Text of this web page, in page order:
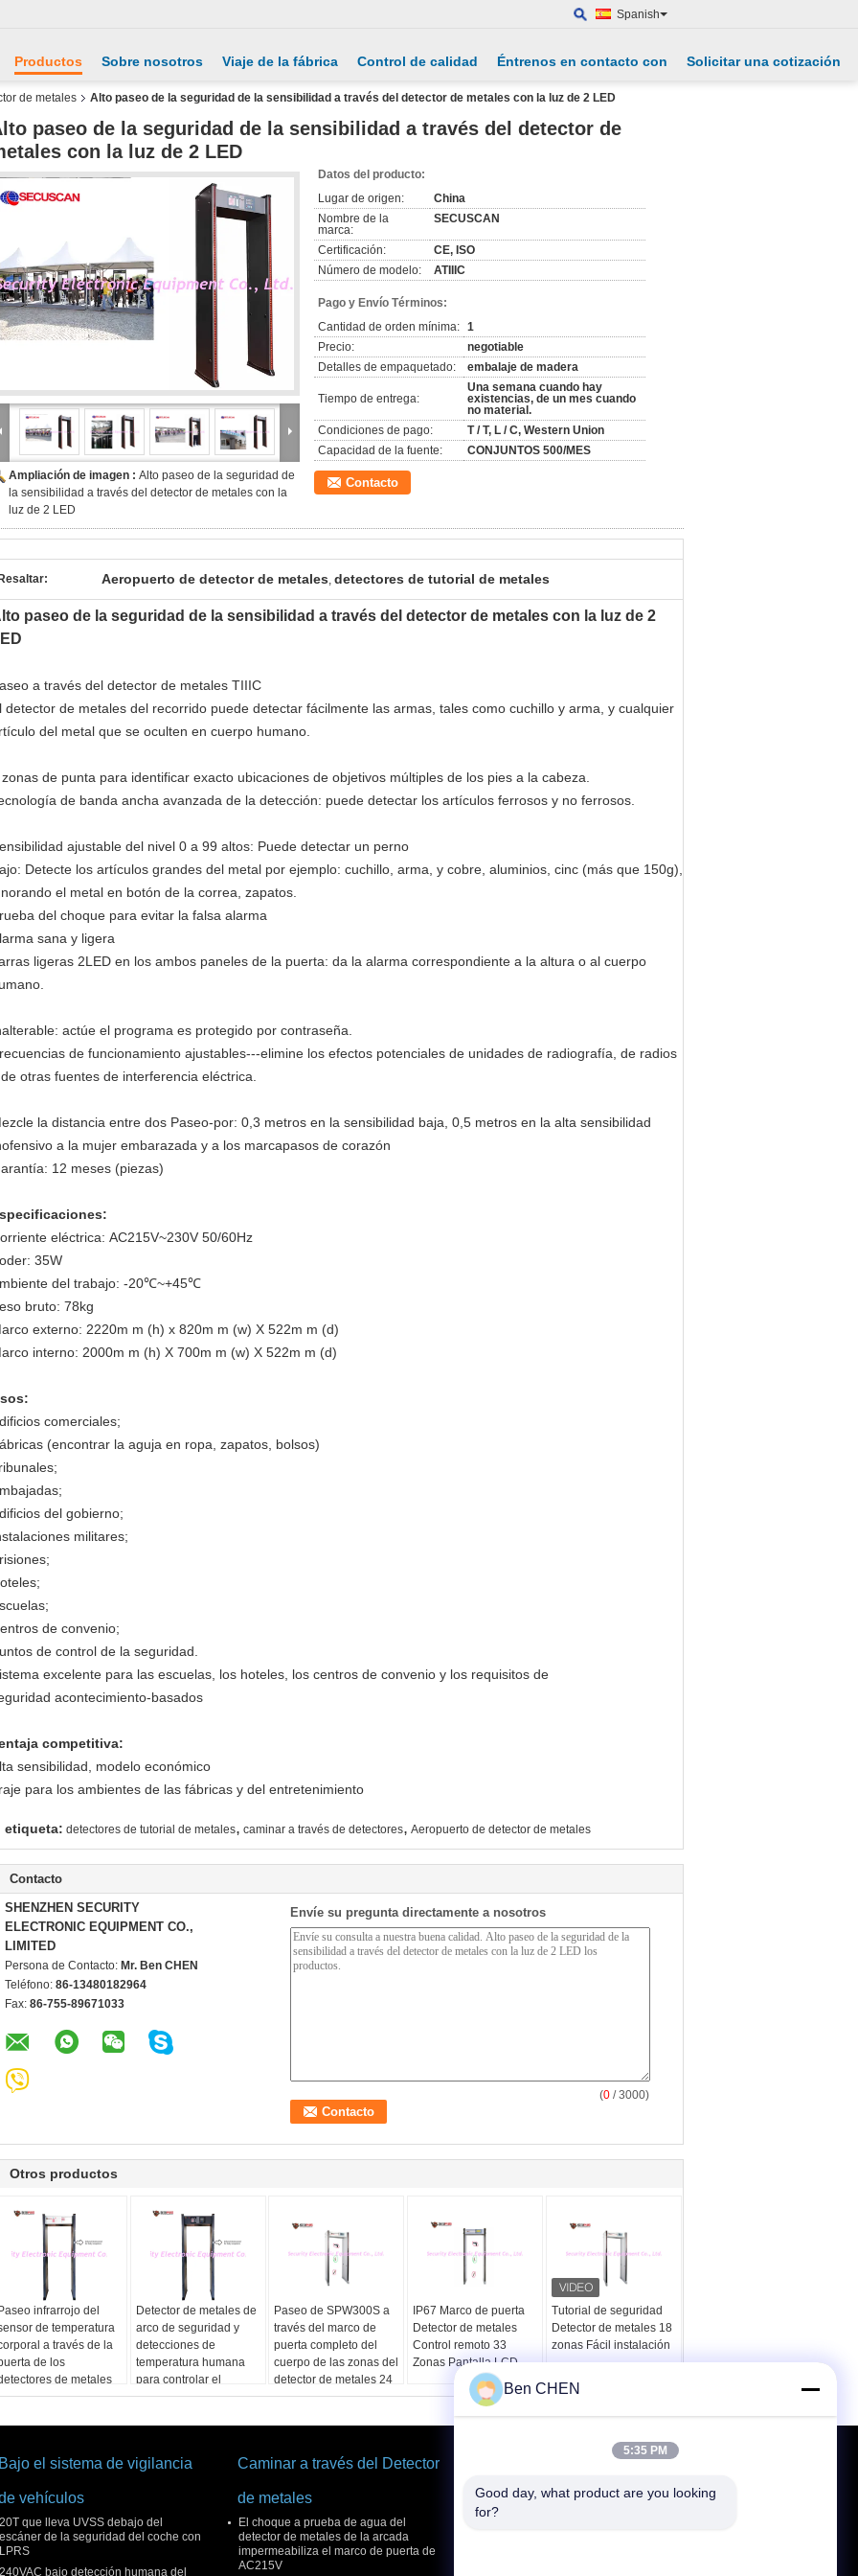
Spanish
Productos Sobre nosotros Viaje de la fábrica Control de calidad Éntrenos en contacto con Solicitar una cotización
de metales Alto paseo de la seguridad de la sensibilidad a través del detector de metales con la luz de 2 LED
paseo de la seguridad de la sensibilidad a través del detector de
con la luz de 2 LED
Ampliación de imagen : Alto paseo de la seguridad de
la sensibilidad a través del detector de metales con la
luz de 2 LED
Datos del producto:
Lugar de origen:
China
Nombre de la
marca:
SECUSCAN
Certificación:
CE, ISO
Número de modelo:
ATIIIC
Pago y Envío Términos:
Cantidad de orden mínima: 1
Precio:
negotiable
Detalles de empaquetado:
embalaje de madera
Tiempo de entrega:
Una semana cuando hay
existencias, de un mes cuando
no material.
Condiciones de pago:
T / T, L / C, Western Union
Capacidad de la fuente:
CONJUNTOS 500/MES
Contacto
Resaltar: Aeropuerto de detector de metales, detectores de tutorial de metales
paseo de la seguridad de la sensibilidad a través del detector de metales con la luz de 2
a través del detector de metales TIIIC
detector de metales del recorrido puede detectar fácilmente las armas, tales como cuchillo y arma, y cualquier
del metal que se oculten en cuerpo humano.
de punta para identificar exacto ubicaciones de objetivos múltiples de los pies a la cabeza.
de banda ancha avanzada de la detección: puede detectar los artículos ferrosos y no ferrosos.
ajustable del nivel 0 a 99 altos: Puede detectar un perno
Detecte los artículos grandes del metal por ejemplo: cuchillo, arma, y cobre, aluminios, cinc (más que 150g),
el metal en botón de la correa, zapatos.
del choque para evitar la falsa alarma
sana y ligera
ligeras 2LED en los ambos paneles de la puerta: da la alarma correspondiente a la altura o al cuerpo
actúe el programa es protegido por contraseña.
de funcionamiento ajustables---elimine los efectos potenciales de unidades de radiografía, de radios
otras fuentes de interferencia eléctrica.
la distancia entre dos Paseo-por: 0,3 metros en la sensibilidad baja, 0,5 metros en la alta sensibilidad
a la mujer embarazada y a los marcapasos de corazón
12 meses (piezas)
eléctrica: AC215V~230V 50/60Hz
35W
del trabajo: -20℃~+45℃
bruto: 78kg
externo: 2220m m (h) x 820m m (w) X 522m m (d)
interno: 2000m m (h) X 700m m (w) X 522m m (d)
comerciales;
(encontrar la aguja en ropa, zapatos, bolsos)
del gobierno;
militares;
de convenio;
de control de la seguridad.
excelente para las escuelas, los hoteles, los centros de convenio y los requisitos de
acontecimiento-basados
competitiva:
sensibilidad, modelo económico
para los ambientes de las fábricas y del entretenimiento
etiqueta: detectores de tutorial de metales, caminar a través de detectores, Aeropuerto de detector de metales
Contacto
SHENZHEN SECURITY
ELECTRONIC EQUIPMENT CO.,
LIMITED
Persona de Contacto: Mr. Ben CHEN
Teléfono: 86-13480182964
Fax: 86-755-89671033
Envíe su pregunta directamente a nosotros
(0 / 3000)
Otros productos
Paseo infrarrojo del
de temperatura
a través de la
de los
de metales
controlar a la
Detector de metales de
arco de seguridad y
detecciones de
temperatura humana
para controlar el
coronavirus en la
Paseo de SPW300S a
través del marco de
puerta completo del
cuerpo de las zonas del
detector de metales 24
IP67 Marco de puerta
Detector de metales
Control remoto 33
Zonas Pantalla LCD
Tutorial de seguridad
Detector de metales 18
zonas Fácil instalación
Bajo el sistema de vigilancia
vehículos
20T que lleva UVSS debajo del
escáner de la seguridad del coche con
LPRS
240VAC bajo detección humana del
Caminar a través del Detector
de metales
El choque a prueba de agua del
detector de metales de la arcada
impermeabiliza el marco de puerta de
AC215V
Solicitar una cotización
Envíe
Ben CHEN
5:35 PM
Good day, what product are you looking
for?